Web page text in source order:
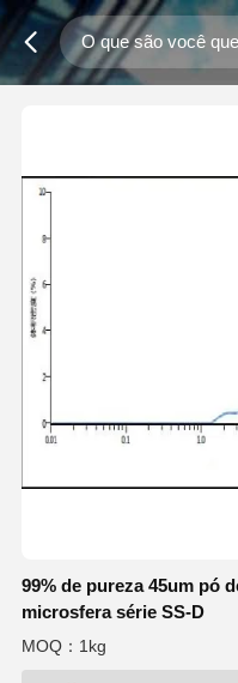
99% de pureza 45um pó
microsfera série SS-D
MOQ：1kg